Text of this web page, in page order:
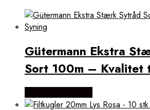
Gütermann Ekstra
Sort 100m – Kvalitet